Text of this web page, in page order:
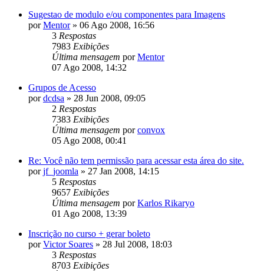
Sugestao de modulo e/ou componentes para Imagens
porMentor» 06 Ago 2008, 16:56
3 Respostas
7983 Exibições
Última mensagem porMentor
07 Ago 2008, 14:32
Grupos de Acesso
pordcdsa » 28 Jun 2008, 09:05
2 Respostas
7383 Exibições
Última mensagem porconvox
05 Ago 2008, 00:41
Re: Você não tem permissão para acessar esta área do site.
porjf_joomla » 27 Jan 2008, 14:15
5 Respostas
9657 Exibições
Última mensagem porKarlos Rikaryo
01 Ago 2008, 13:39
Inscrição no curso + gerar boleto
porVictor Soares » 28 Jul 2008, 18:03
3 Respostas
8703 Exibições